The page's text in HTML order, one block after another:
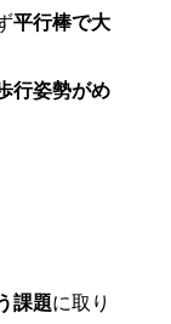
平行棒で大
行姿勢がめ
課題に取り